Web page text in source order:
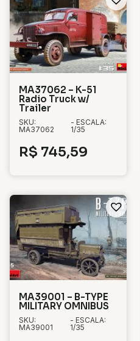
MA37062 – K-51
Radio Truck w/
Trailer
SKU:
MA37062
- ESCALA:
1/35
R$ 745,59
MA39001 – B-TYPE
MILITARY OMNIBUS
SKU:
MA39001
- ESCALA:
1/35